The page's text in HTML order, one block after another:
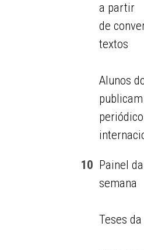
a partir
de
textos
Alunos
periódico
10 Painel da
semana
Teses